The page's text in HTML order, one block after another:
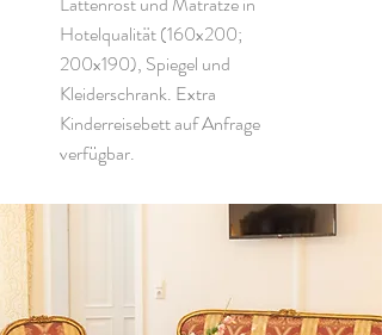
Hotelqualität (160x200;
200x190), Spiegel und
Kleiderschrank. Extra
Kinderreisebett auf Anfrage
verfügbar.